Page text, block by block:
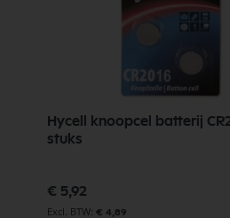
Hycell knoopcel batterij
stuks
€ 5,92
€ 4,89